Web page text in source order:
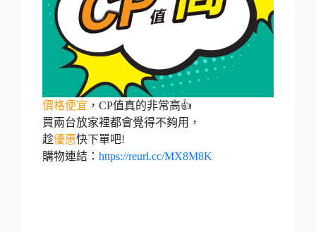
價格便宜 ，CP值真的非常高👍
買兩台放家裡都會覺得不夠用，
趁優惠快下單吧!
購物連結： https://reurl.cc/MX8M8K